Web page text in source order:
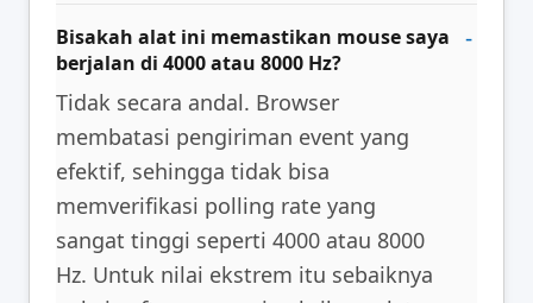
Bisakah alat ini memastikan mouse saya
berjalan di 4000 atau 8000 Hz?
Tidak secara andal. Browser
membatasi pengiriman event yang
efektif, sehingga tidak bisa
memverifikasi polling rate yang
sangat tinggi seperti 4000 atau 8000
Hz. Untuk nilai ekstrem itu sebaiknya